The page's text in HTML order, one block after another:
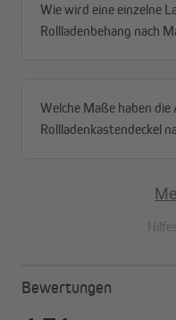
Spare Energie & Bares
Die Winter werden nicht
Wie wird eine einzelne
Rollladenbehang nach
Welche Maße haben
Rollladenkastendeckel
Bewertungen